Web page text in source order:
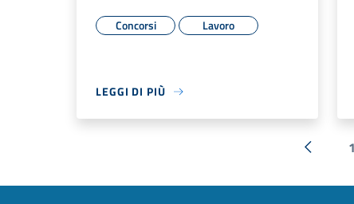
Concorsi Lavoro
LEGGI DI PIÙ
«
1